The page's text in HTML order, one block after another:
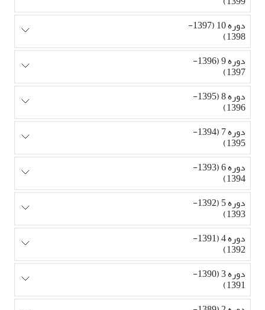
دوره 10 (1397-
1398)
دوره 9 (1396-
1397)
دوره 8 (1395-
1396)
دوره 7 (1394-
1395)
دوره 6 (1393-
1394)
دوره 5 (1392-
1393)
دوره 4 (1391-
1392)
دوره 3 (1390-
1391)